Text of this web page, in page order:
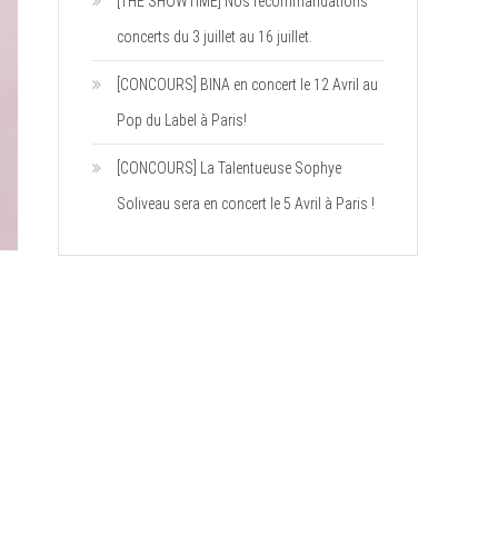
concerts du 3 juillet au 16 juillet.
[CONCOURS] BINA en concert le 12 Avril au
Pop du Label à Paris!
[CONCOURS] La Talentueuse Sophye
Soliveau sera en concert le 5 Avril à Paris !